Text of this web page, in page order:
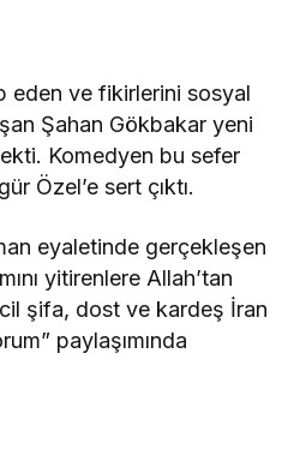
eden ve fikirlerini sosyal
Şahan Gökbakar yeni
Komedyen bu sefer
Özel’e sert çıktı.
eyaletinde gerçekleşen
yitirenlere Allah’tan
şifa, dost ve kardeş İran
paylaşımında